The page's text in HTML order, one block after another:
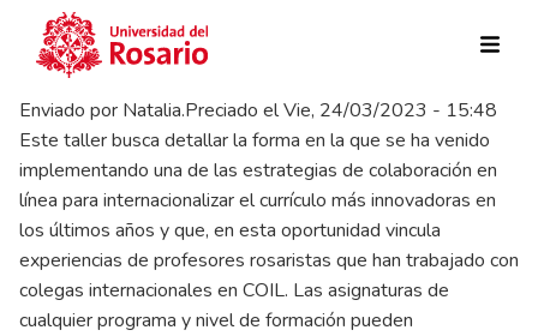
Pasar al contenido principal
Enviado por Natalia.Preciado elVie, 24/03/2023 - 15:48
Este taller busca detallar la forma en la que se ha venido
implementando una de las estrategias de colaboración en
línea para internacionalizar el currículo más innovadoras en
los últimos años y que, en esta oportunidad vincula
experiencias de profesores rosaristas que han trabajado con
colegas internacionales en COIL. Las asignaturas de
cualquier programa y nivel de formación pueden